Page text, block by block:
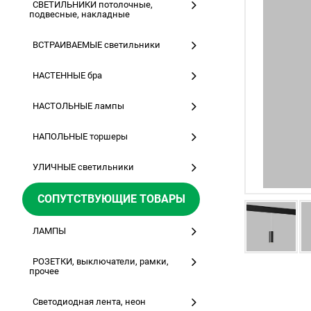
СВЕТИЛЬНИКИ потолочные,
подвесные, накладные
ВСТРАИВАЕМЫЕ светильники
НАСТЕННЫЕ бра
НАСТОЛЬНЫЕ лампы
НАПОЛЬНЫЕ торшеры
УЛИЧНЫЕ светильники
СОПУТСТВУЮЩИЕ ТОВАРЫ
ЛАМПЫ
РОЗЕТКИ, выключатели, рамки,
прочее
Светодиодная лента, неон